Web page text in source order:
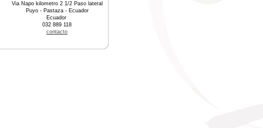
Via Napo kilometro 2 1/2 Paso lateral
Puyo - Pastaza - Ecuador
Ecuador
032 889 118
contacto